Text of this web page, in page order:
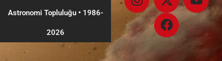
Astronomi Topluluğu •1986-
2026